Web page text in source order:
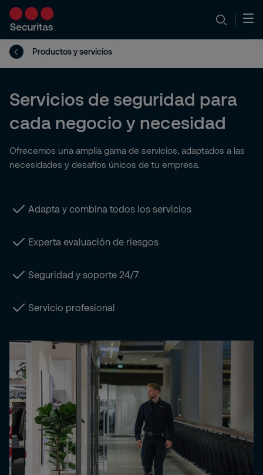
Productos y servicios
Servicios de seguridad para
cada negocio y necesidad
Ofrecemos una amplia gama de servicios, adaptados a las
necesidades y desafíos únicos de tu empresa.
Adapta y combina todos los servicios
Experta evaluación de riesgos
Seguridad y soporte 24/7
Servicio profesional